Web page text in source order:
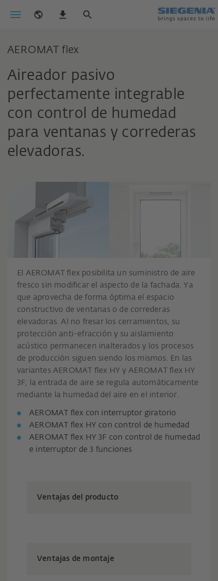
AEROMAT flex
Aireador pasivo
perfectamente integrable
con control de humedad
para ventanas y correderas
elevadoras.
El AEROMAT flex posibilita un suministro de aire
fresco sin modificar el aspecto de la fachada. Ya
que aprovecha de forma óptima el espacio
constructivo de ventanas o de correderas
elevadoras. Al no fresar los cerramientos, su
protección anti-efracción y su aislamiento
acústico permanecen inalterados y los procesos
de producción siguen siendo los mismos. En las
variantes AEROMAT flex HY y AEROMAT flex HY
3F, la entrada de aire se regula automáticamente
mediante la humedad del aire en el interior.
AEROMAT flex con interruptor giratorio
AEROMAT flex HY con control de humedad
AEROMAT flex HY 3F con control de humedad
e interruptor de 3 funciones
Ventajas del producto
Ventajas de montaje